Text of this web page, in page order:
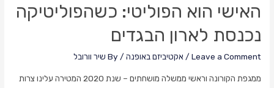
האישי הוא הפוליטי: כשהפוליטיקה
נכנסת לארון הבגדים
Leave a Comment
/אקטיביזם באופנה / By שיר וורובל
ממגפת הקורונה וראשי ממשלה מושחתים – שנת 2020 המטירה עלינו צרות